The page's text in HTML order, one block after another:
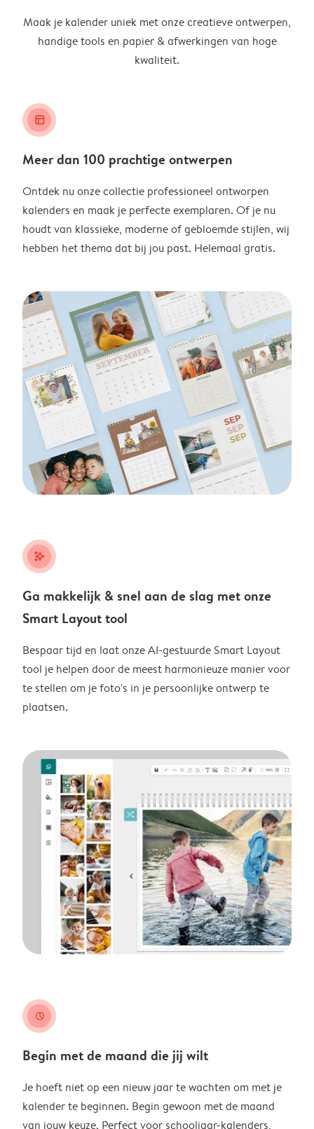
Maak je kalender uniek met onze creatieve ontwerpen,
handige tools en papier & afwerkingen van hoge
kwaliteit.
layout_alt
Meer dan 100 prachtige ontwerpen
Ontdek nu onze collectie professioneel ontworpen
kalenders en maak je perfecte exemplaren. Of je nu
houdt van klassieke, moderne of gebloemde stijlen, wij
hebben het thema dat bij jou past. Helemaal gratis.
stars_plus
Ga makkelijk & snel aan de slag met onze
Smart Layout tool
Bespaar tijd en laat onze AI-gestuurde Smart Layout
tool je helpen door de meest harmonieuze manier voor
te stellen om je foto's in je persoonlijke ontwerp te
plaatsen.
clock
Begin met de maand die jij wilt
Je hoeft niet op een nieuw jaar te wachten om met je
kalender te beginnen. Begin gewoon met de maand
van jouw keuze. Perfect voor schooljaar-kalenders,